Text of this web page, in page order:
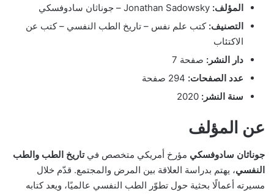
المؤلف:
التصنيف: كتب علم نفس – تاريخ الطب النفسي – كتب عن
الاكتئاب
دار النشر: صفحة 7
عدد الصفحات:
سنة النشر:
عن المؤلف
جوناثان سادوفسكي مؤرخ أمريكي متخصص فيتاريخ الطب والطب
النفسي، يهتم بدراسة العلاقة بين المرض والمجتمع. قدّم خلال
مسيرته أعمالًا بحثية حول تطوّر الطب النفسي عالميًا، ويعد كتابه